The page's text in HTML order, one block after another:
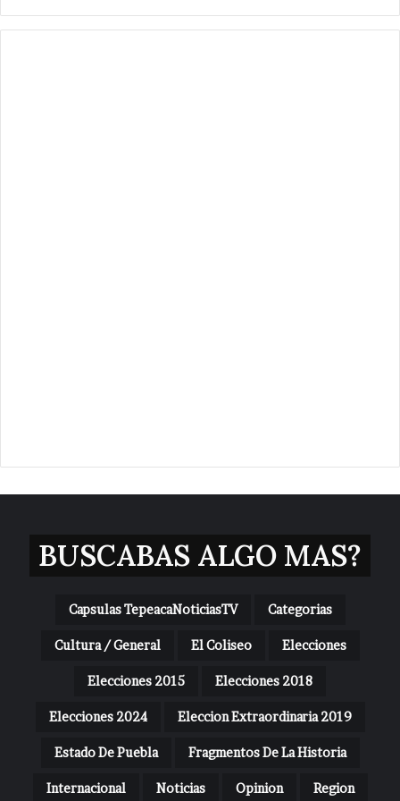
Hipólito
Xochiltenango
BUSCABAS ALGO MAS?
Capsulas TepeacaNoticiasTV Categorias
Cultura / General El Coliseo Elecciones
Elecciones 2015 Elecciones 2018
Elecciones 2024 Eleccion Extraordinaria 2019
Estado De Puebla Fragmentos De La Historia
Internacional Noticias Opinion Region